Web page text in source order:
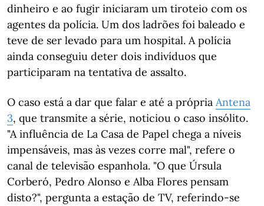
dinheiro e ao fugir iniciaram um tiroteio com os
agentes da polícia. Um dos ladrões foi baleado e
teve de ser levado para um hospital. A polícia
ainda conseguiu deter dois indivíduos que
participaram na tentativa de assalto.
O caso está a dar que falar e até a própria Antena
3, que transmite a série, noticiou o caso insólito.
"A influência de La Casa de Papel chega a níveis
impensáveis, mas às vezes corre mal", refere o
canal de televisão espanhola. "O que Úrsula
Corberó, Pedro Alonso e Alba Flores pensam
disto?", pergunta a estação de TV, referindo-se